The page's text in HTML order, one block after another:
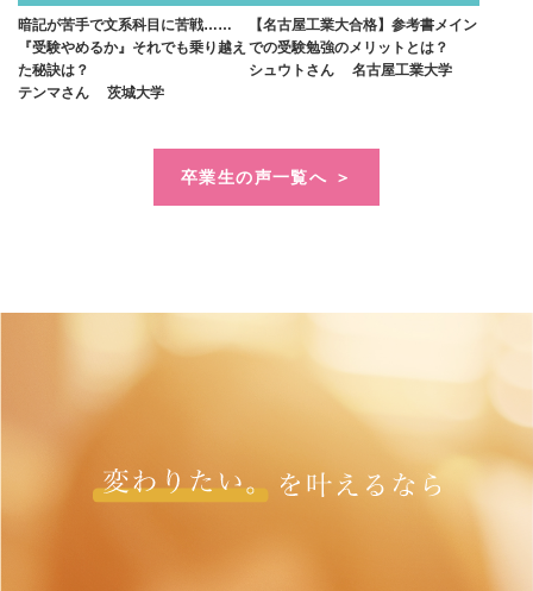
暗記が苦手で文系科目に苦戦……
『受験やめるか』それでも乗り越え
た秘訣は？
テンマさん
茨城大学
【名古屋工業大合格】参考書メイン
での受験勉強のメリットとは？
シュウトさん
名古屋工業大学
卒業生の声一覧へ ＞